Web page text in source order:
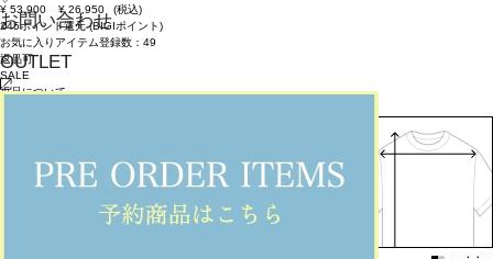
お問い合わせ
OUTLET
¥ 53,900 ¥ 26,950
(税込)
245ポイント還元 (BIGIポイント)
お気に入りアイテム登録数： 49
返品可
SALE
返品について
Knee -3cm
Find out more on your body type